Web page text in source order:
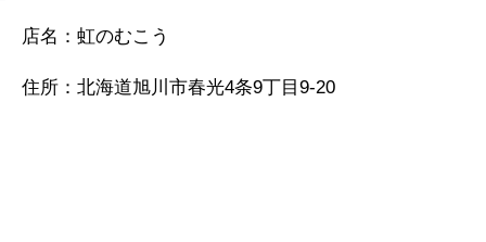
店名：虹のむこう
住所：北海道旭川市春光4条9丁目9-20